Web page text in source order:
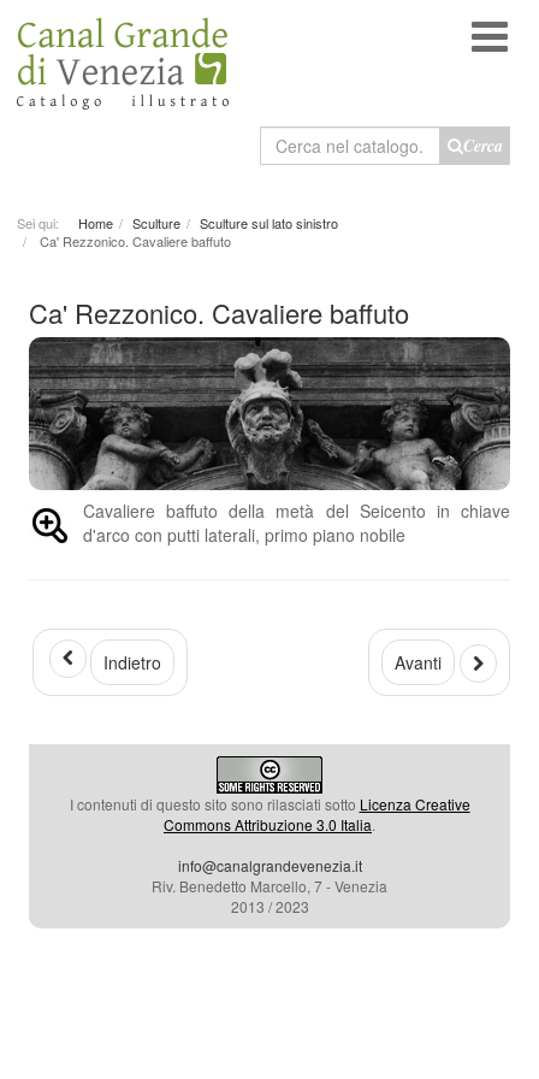
Cerca
Cerca
nel
Sei qui: Home Sculture
Sculture sul lato sinistro
Ca' Rezzonico. Cavaliere baffuto
Ca' Rezzonico. Cavaliere baffuto
Cavaliere baffuto della metà del Seicento in chiave
d'arco con putti laterali, primo piano nobile
Indietro Avanti
I contenuti di questo sito sono rilasciati sotto Licenza Creative
Commons Attribuzione 3.0 Italia.
info@canalgrandevenezia.it
Riv. Benedetto Marcello, 7 - Venezia
2013 / 2023